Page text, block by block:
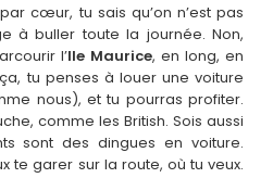
cœur, tu sais qu’on n’est pas
à buller toute la journée. Non,
l’Ile Maurice, en long, en
tu penses à louer une voiture
nous), et tu pourras profiter.
comme les British. Sois aussi
sont des dingues en voiture.
te garer sur la route, où tu veux.